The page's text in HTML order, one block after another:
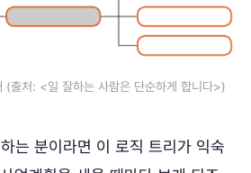
(출처: <일 잘하는 사람은 단순하게 합니다>)
는 분이라면 이 로직 트리가 익숙